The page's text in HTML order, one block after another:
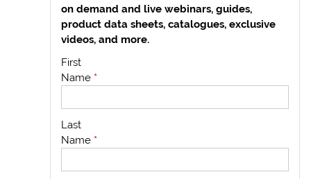
on demand and live webinars, guides,
product data sheets, catalogues, exclusive
videos, and more.
First
Name *
Last
Name *